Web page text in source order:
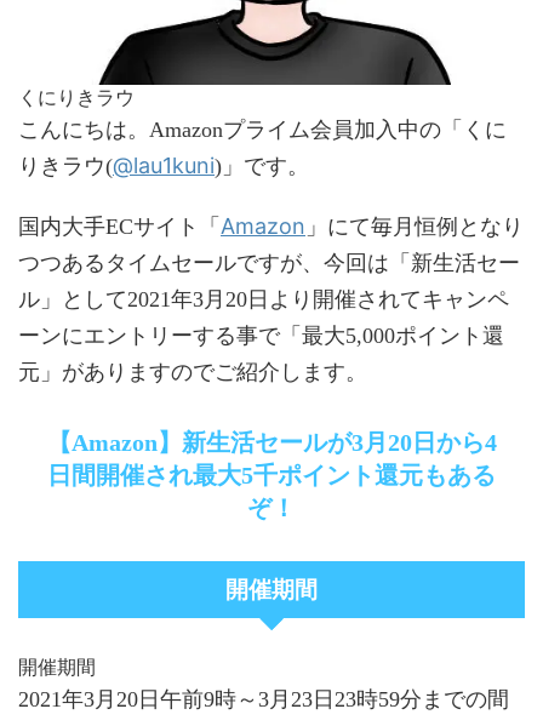
くにりきラウ
こんにちは。Amazonプライム会員加入中の「くに
りきラウ(@lau1kuni)」です。
国内大手ECサイト「 Amazon 」にて毎月恒例となり
つつあるタイムセールですが、今回は「新生活セー
ル」として2021年3月20日より開催されてキャンペ
ーンにエントリーする事で「最大5,000ポイント還
元」がありますのでご紹介します。
【Amazon】新生活セールが3月20日から4
日間開催され最大5千ポイント還元もある
ぞ！
開催期間
開催期間
2021年3月20日午前9時～3月23日23時59分までの間